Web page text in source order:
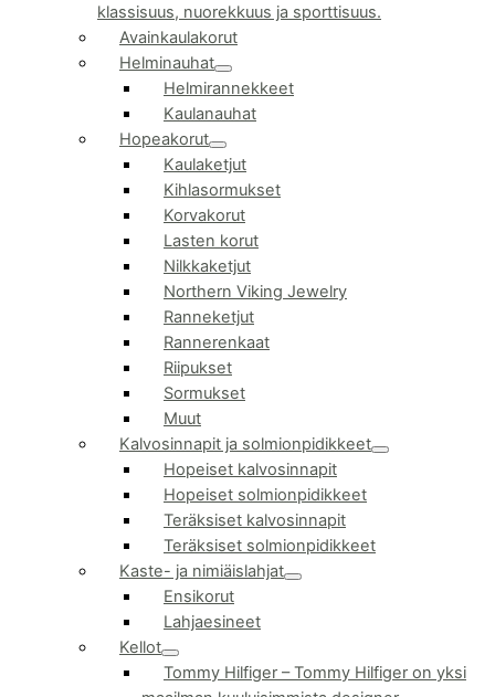
klassisuus, nuorekkuus ja sporttisuus.
Avainkaulakorut
Helminauhat
Helmirannekkeet
Kaulanauhat
Hopeakorut
Kaulaketjut
Kihlasormukset
Korvakorut
Lasten korut
Nilkkaketjut
Northern Viking Jewelry
Ranneketjut
Rannerenkaat
Riipukset
Sormukset
Muut
Kalvosinnapit ja solmionpidikkeet
Hopeiset kalvosinnapit
Hopeiset solmionpidikkeet
Teräksiset kalvosinnapit
Teräksiset solmionpidikkeet
Kaste- ja nimiäislahjat
Ensikorut
Lahjaesineet
Kellot
Tommy Hilfiger –Tommy Hilfiger on yksi